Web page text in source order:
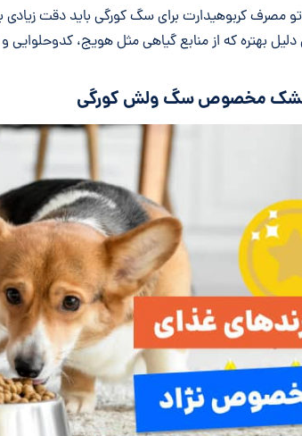
تو مصرف کربوهیدارت برای سگ کورگی باید دقت
بهتره که از منابع گیاهی مثل هویج، کدوحلوایی